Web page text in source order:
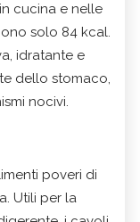
cucina e nelle
solo 84 kcal.
idratante e
dello stomaco,
nocivi.
poveri di
Utili per la